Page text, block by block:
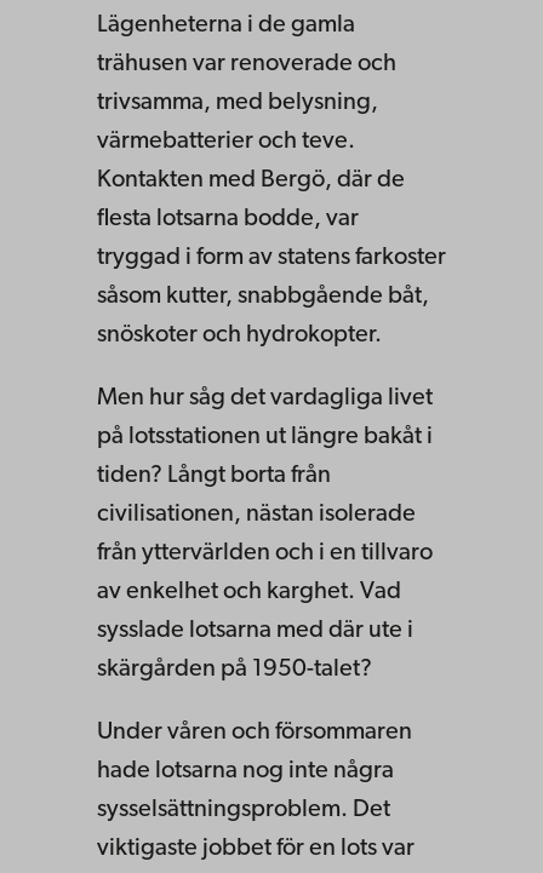
Lägenheterna i de gamla
trähusen var renoverade och
trivsamma, med belysning,
värmebatterier och teve.
Kontakten med Bergö, där de
flesta lotsarna bodde, var
tryggad i form av statens farkoster
såsom kutter, snabbgående båt,
snöskoter och hydrokopter.
Men hur såg det vardagliga livet
på lotsstationen ut längre bakåt i
tiden? Långt borta från
civilisationen, nästan isolerade
från yttervärlden och i en tillvaro
av enkelhet och karghet. Vad
sysslade lotsarna med där ute i
skärgården på 1950-talet?
Under våren och försommaren
hade lotsarna nog inte några
sysselsättningsproblem. Det
viktigaste jobbet för en lots var